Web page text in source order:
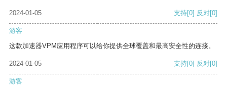
2024-01-05 支持[0] 反对[0]
游客
这款加速器VPM应用程序可以给你提供全球覆盖和最高安全性的连接。
2024-01-05 支持[0] 反对[0]
游客